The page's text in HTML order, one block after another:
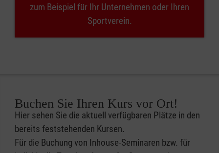
zum Beispiel für Ihr Unternehmen oder Ihren
Sportverein.
Buchen Sie Ihren Kurs vor Ort!
Hier sehen Sie die aktuell verfügbaren Plätze in den
bereits feststehenden Kursen.
Für die Buchung von Inhouse-Seminaren bzw. für